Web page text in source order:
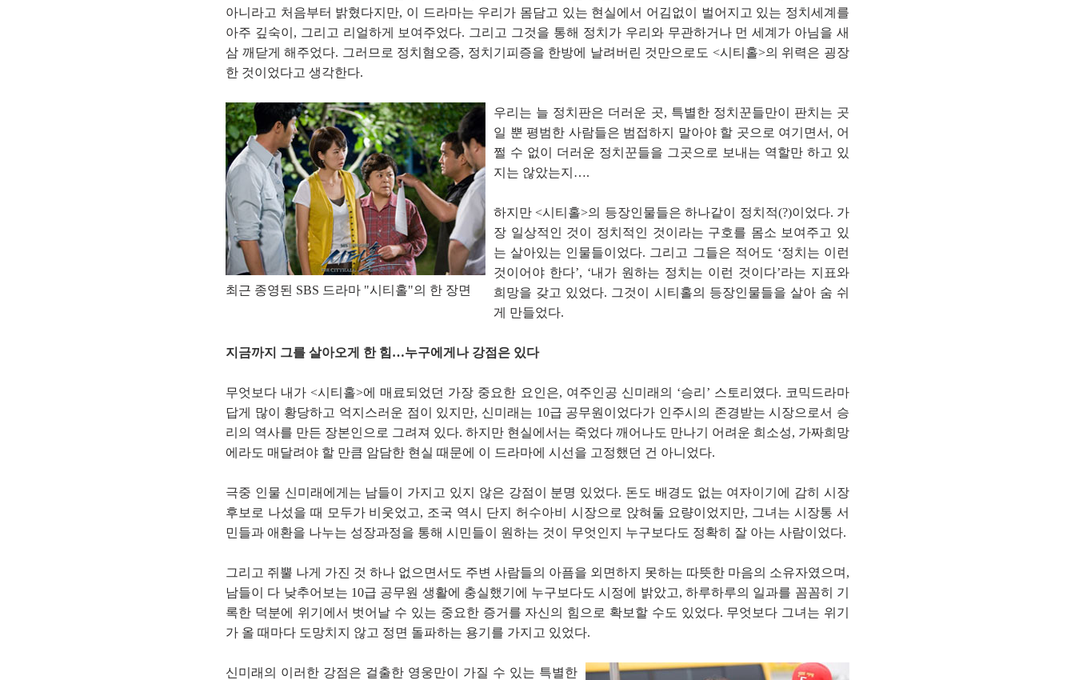
아니라고 처음부터 밝혔다지만, 이 드라마는 우리가 몸담고 있는 현실에서 어김없이 벌어지고 있는 정치세계를
아주 깊숙이, 그리고 리얼하게 보여주었다. 그리고 그것을 통해 정치가 우리와 무관하거나 먼 세계가 아님을 새
삼 깨닫게 해주었다. 그러므로 정치혐오증, 정치기피증을 한방에 날려버린 것만으로도 <시티홀>의 위력은 굉장
한 것이었다고 생각한다.
최근 종영된 SBS 드라마 "시티홀"의 한 장면
우리는 늘 정치판은 더러운 곳, 특별한 정치꾼들만이 판치는 곳
일 뿐 평범한 사람들은 범접하지 말아야 할 곳으로 여기면서, 어
쩔 수 없이 더러운 정치꾼들을 그곳으로 보내는 역할만 하고 있
지는 않았는지….
하지만 <시티홀>의 등장인물들은 하나같이 정치적(?)이었다. 가
장 일상적인 것이 정치적인 것이라는 구호를 몸소 보여주고 있
는 살아있는 인물들이었다. 그리고 그들은 적어도 ‘정치는 이런
것이어야 한다’, ‘내가 원하는 정치는 이런 것이다’라는 지표와
희망을 갖고 있었다. 그것이 시티홀의 등장인물들을 살아 숨 쉬
게 만들었다.
지금까지 그를 살아오게 한 힘…누구에게나 강점은 있다
무엇보다 내가 <시티홀>에 매료되었던 가장 중요한 요인은, 여주인공 신미래의 ‘승리’ 스토리였다. 코믹드라마
답게 많이 황당하고 억지스러운 점이 있지만, 신미래는 10급 공무원이었다가 인주시의 존경받는 시장으로서 승
리의 역사를 만든 장본인으로 그려져 있다. 하지만 현실에서는 죽었다 깨어나도 만나기 어려운 희소성, 가짜희망
에라도 매달려야 할 만큼 암담한 현실 때문에 이 드라마에 시선을 고정했던 건 아니었다.
극중 인물 신미래에게는 남들이 가지고 있지 않은 강점이 분명 있었다. 돈도 배경도 없는 여자이기에 감히 시장
후보로 나섰을 때 모두가 비웃었고, 조국 역시 단지 허수아비 시장으로 앉혀둘 요량이었지만, 그녀는 시장통 서
민들과 애환을 나누는 성장과정을 통해 시민들이 원하는 것이 무엇인지 누구보다도 정확히 잘 아는 사람이었다.
그리고 쥐뿔 나게 가진 것 하나 없으면서도 주변 사람들의 아픔을 외면하지 못하는 따뜻한 마음의 소유자였으며,
남들이 다 낮추어보는 10급 공무원 생활에 충실했기에 누구보다도 시정에 밝았고, 하루하루의 일과를 꼼꼼히 기
록한 덕분에 위기에서 벗어날 수 있는 중요한 증거를 자신의 힘으로 확보할 수도 있었다. 무엇보다 그녀는 위기
가 올 때마다 도망치지 않고 정면 돌파하는 용기를 가지고 있었다.
신미래의 이러한 강점은 걸출한 영웅만이 가질 수 있는 특별한